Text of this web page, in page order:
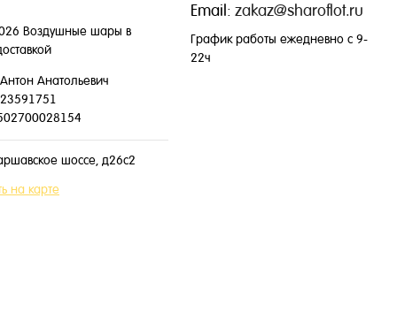
Воздушные шары в
Анатольевич
шоссе, д26с2
на карте
Email: zakaz@sharoflot.ru
График работы ежедневно с 9-
22ч